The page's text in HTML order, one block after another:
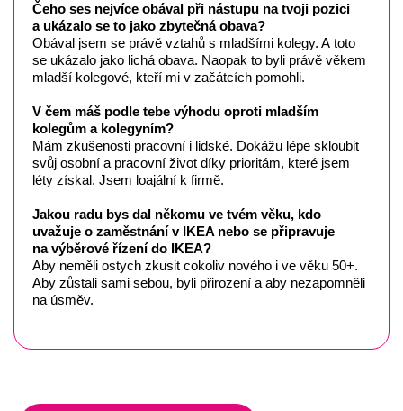
Čeho ses nejvíce obával při nástupu na tvoji pozici
a ukázalo se to jako zbytečná obava?
Obával jsem se právě vztahů s mladšími kolegy. A toto
se ukázalo jako lichá obava. Naopak to byli právě věkem
mladší kolegové, kteří mi v začátcích pomohli.
V čem máš podle tebe výhodu oproti mladším
kolegům a kolegyním?
Mám zkušenosti pracovní i lidské. Dokážu lépe skloubit
svůj osobní a pracovní život díky prioritám, které jsem
léty získal. Jsem loajální k firmě.
Jakou radu bys dal někomu ve tvém věku, kdo
uvažuje o zaměstnání v IKEA nebo se připravuje
na výběrové řízení do IKEA?
Aby neměli ostych zkusit cokoliv nového i ve věku 50+.
Aby zůstali sami sebou, byli přirození a aby nezapomněli
na úsměv.